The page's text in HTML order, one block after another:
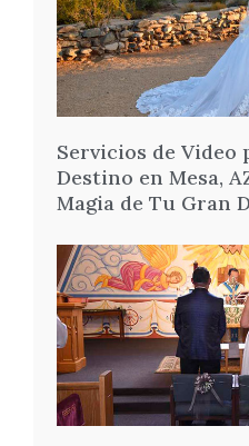
Servicios de Video
Destino en Mesa,
Magia de Tu Gran